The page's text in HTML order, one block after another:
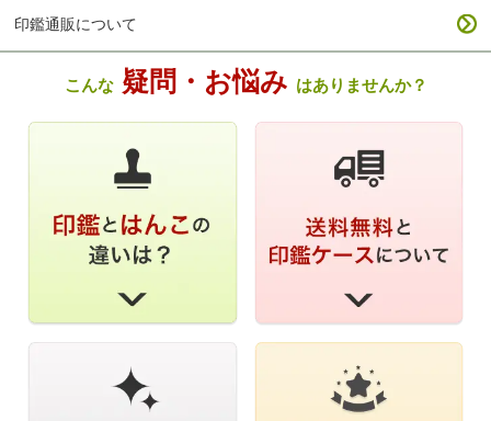
印鑑通販について
こんな疑問・お悩み はありませんか？